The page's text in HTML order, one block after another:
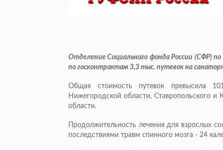
Отделение Социального фонда России (СФР)
по госконтрактам 3,3 тыс. путевок на
Общая стоимость путевок превысила
Нижегородской области, Ставропольского
области.
Продолжительность лечения для взрослых
последствиями травм спинного мозга - 24